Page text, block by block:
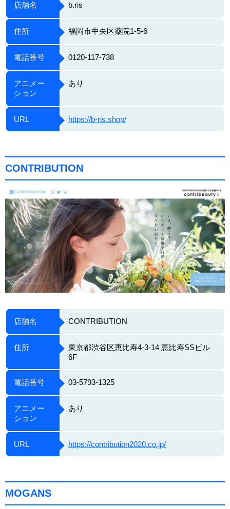
店舗名 b.ris
住所 福岡市中央区薬院1-5-6
電話番号 0120-117-738
アニメー
ション
あり
URL https://b-ris.shop/
CONTRIBUTION
店舗名 CONTRIBUTION
住所
東京都渋谷区恵比寿4-3-14 恵比寿SSビル
6F
電話番号 03-5793-1325
アニメー
ション
あり
URL https://contribution2020.co.jp/
MOGANS